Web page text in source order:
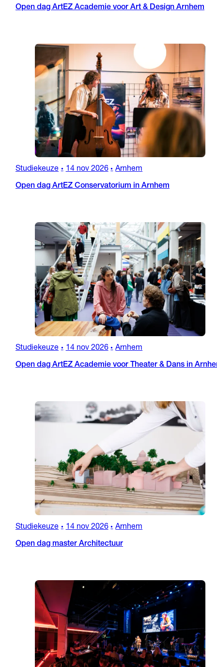
Open dag ArtEZ Academie voor Art & Design Arnhem
Studiekeuze • 14 nov 2026 • Arnhem
Open dag ArtEZ Conservatorium in Arnhem
Studiekeuze • 14 nov 2026 • Arnhem
Open dag ArtEZ Academie voor Theater & Dans in
Studiekeuze • 14 nov 2026 • Arnhem
Open dag master Architectuur